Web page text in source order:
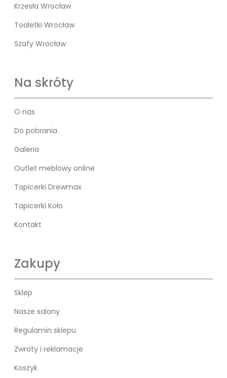
Krzesła Wrocław
Toaletki Wrocław
Szafy Wrocław
Na skróty
O nas
Do pobrania
Galeria
Outlet meblowy online
Tapicerki Drewmax
Tapicerki Koło
Kontakt
Zakupy
Sklep
Nasze salony
Regulamin sklepu
Zwroty i reklamacje
Koszyk